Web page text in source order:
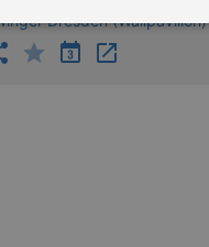
Dresden (Wallpavillon)
to work properly.